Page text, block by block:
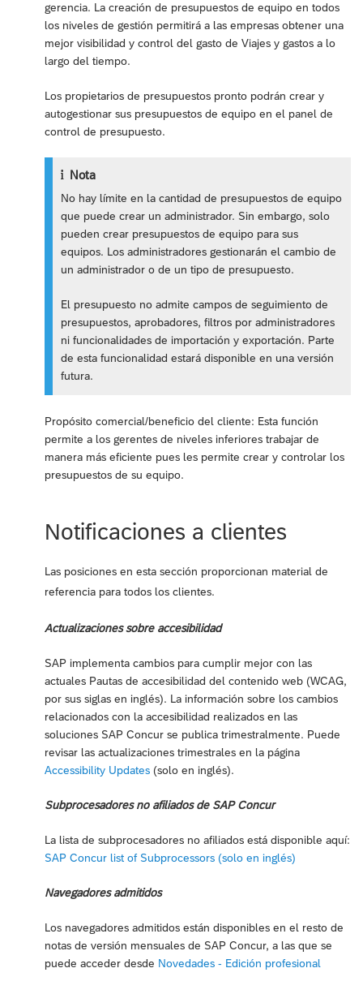
gerencia. La creación de presupuestos de equipo en todos
los niveles de gestión permitirá a las empresas obtener una
mejor visibilidad y control del gasto de Viajes y gastos a lo
largo del tiempo.
Los propietarios de presupuestos pronto podrán crear y
autogestionar sus presupuestos de equipo en el panel de
control de presupuesto.
Nota
No hay límite en la cantidad de presupuestos de equipo
que puede crear un administrador. Sin embargo, solo
pueden crear presupuestos de equipo para sus
equipos. Los administradores gestionarán el cambio de
un administrador o de un tipo de presupuesto.
El presupuesto no admite campos de seguimiento de
presupuestos, aprobadores, filtros por administradores
ni funcionalidades de importación y exportación. Parte
de esta funcionalidad estará disponible en una versión
futura.
Propósito comercial/beneficio del cliente: Esta función
permite a los gerentes de niveles inferiores trabajar de
manera más eficiente pues les permite crear y controlar los
presupuestos de su equipo.
Notificaciones a clientes
Las posiciones en esta sección proporcionan material de
referencia para todos los clientes.
Actualizaciones sobre accesibilidad
SAP implementa cambios para cumplir mejor con las
actuales Pautas de accesibilidad del contenido web (WCAG,
por sus siglas en inglés). La información sobre los cambios
relacionados con la accesibilidad realizados en las
soluciones SAP Concur se publica trimestralmente. Puede
revisar las actualizaciones trimestrales en la página
Accessibility Updates (solo en inglés).
Subprocesadores no afiliados de SAP Concur
La lista de subprocesadores no afiliados está disponible aquí:
SAP Concur list of Subprocessors (solo en inglés)
Navegadores admitidos
Los navegadores admitidos están disponibles en el resto de
notas de versión mensuales de SAP Concur, a las que se
puede acceder desde Novedades - Edición profesional